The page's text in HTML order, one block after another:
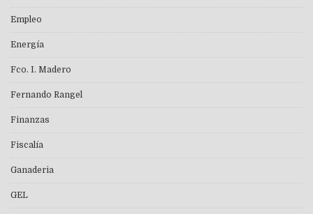
Empleo
Energía
Fco. I. Madero
Fernando Rangel
Finanzas
Fiscalía
Ganaderia
GEL